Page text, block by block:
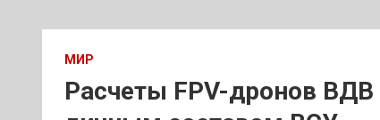
МИР
Расчеты FPV-дронов